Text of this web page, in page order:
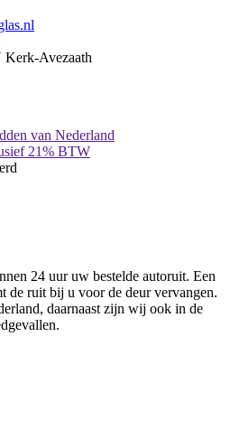
Avezaath
van Nederland
21% BTW
24 uur uw bestelde autoruit. Een
de ruit bij u voor de deur vervangen.
daarnaast zijn wij ook in de